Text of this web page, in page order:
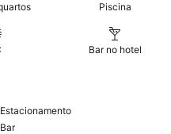
Piscina
Bar no hotel
Estacionamento
Bar